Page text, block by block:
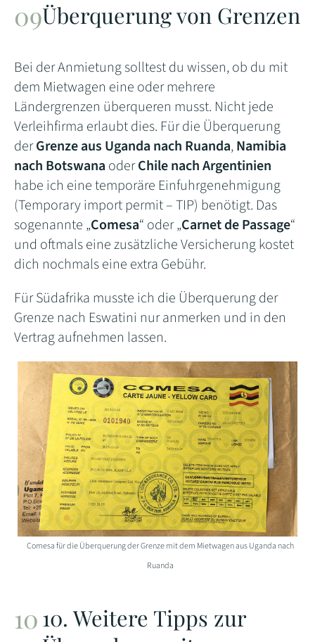
Überquerung von Grenzen
Bei der Anmietung solltest du wissen, ob du mit
dem Mietwagen eine oder mehrere
Ländergrenzen überqueren musst. Nicht jede
Verleihfirma erlaubt dies. Für die Überquerung
derGrenze aus Uganda nach Ruanda,Namibia
nach Botswana oderChile nach Argentinien
habe ich eine temporäre Einfuhrgenehmigung
(Temporary import permit – TIP) benötigt. Das
sogenannte „Comesa“ oder „Carnet de Passage“
und oftmals eine zusätzliche Versicherung kostet
dich nochmals eine extra Gebühr.
Für Südafrika musste ich die Überquerung der
Grenze nach Eswatini nur anmerken und in den
Vertrag aufnehmen lassen.
Comesa für die Überquerung der Grenze mit dem Mietwagen aus Uganda nach
Ruanda
10. Weitere Tipps zur